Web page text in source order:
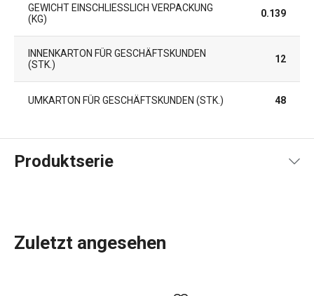
GEWICHT EINSCHLIESSLICH VERPACKUNG (
KG)
0.139
INNENKARTON FÜR GESCHÄFTSKUNDEN
(STK.)
12
UMKARTON FÜR GESCHÄFTSKUNDEN (STK.) 48
Produktserie
Zuletzt angesehen